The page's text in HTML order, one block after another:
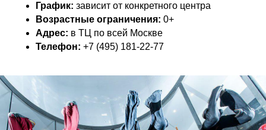
График: зависит от конкретного центра
Возрастные ограничения: 0+
Адрес: в ТЦ по всей Москве
Телефон: +7 (495) 181-22-77